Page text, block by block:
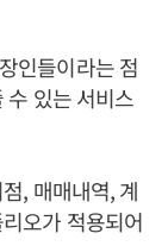
인들이라는 점
수 있는 서비스
, 매매내역, 계
오가 적용되어